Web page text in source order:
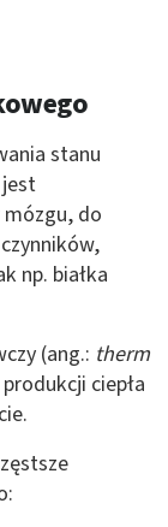
stanu
do
np. białka
(ang.: therm
ciepła